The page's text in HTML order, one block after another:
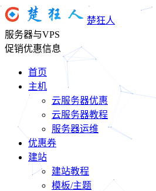
楚狂人
服务器与VPS
促销优惠信息
首页
主机
云服务器优惠
云服务器教程
服务器运维
优惠券
建站
建站教程
模板/主题